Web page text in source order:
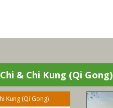
& Chi Kung (Qi Gong)
Kung (Qi Gong)